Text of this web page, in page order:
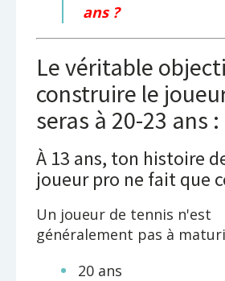
ans ?
Le véritable
construire le
seras à 20-23 ans :
À 13 ans, ton histoire
joueur pro ne fait que
Un joueur de tennis n'est
généralement pas à
20 ans